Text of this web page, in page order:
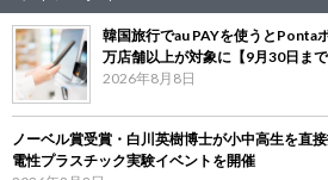
韓国旅行でau PAYを使うとPonta
万店舗以上が対象に【9月30日まで
2026年8月8日
ノーベル賞受賞・白川英樹博士が小中高生を直
電性プラスチック実験イベントを開催